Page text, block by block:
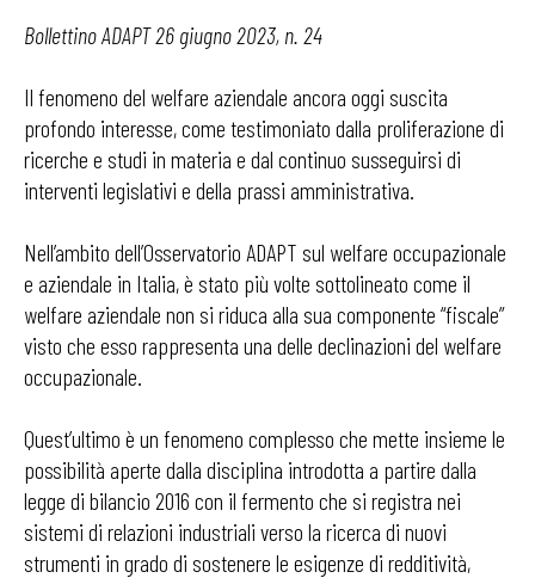
Bollettino ADAPT 26 giugno 2023, n. 24
Il fenomeno del welfare aziendale ancora oggi suscita
profondo interesse, come testimoniato dalla proliferazione di
ricerche e studi in materia e dal continuo susseguirsi di
interventi legislativi e della prassi amministrativa.
Nell’ambito dell’Osservatorio ADAPT sul welfare occupazionale
e aziendale in Italia, è stato più volte sottolineato come il
welfare aziendale non si riduca alla sua componente “fiscale”
visto che esso rappresenta una delle declinazioni del welfare
occupazionale.
Quest’ultimo è un fenomeno complesso che mette insieme le
possibilità aperte dalla disciplina introdotta a partire dalla
legge di bilancio 2016 con il fermento che si registra nei
sistemi di relazioni industriali verso la ricerca di nuovi
strumenti in grado di sostenere le esigenze di redditività,